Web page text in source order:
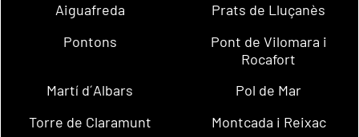
Aiguafreda
Prats de Lluçanès
Pontons
Pont de Vilomara i
Rocafort
Martí d´Albars
Pol de Mar
Torre de Claramunt
Montcada i Reixac